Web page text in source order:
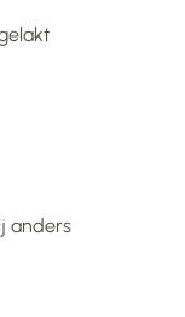
anders